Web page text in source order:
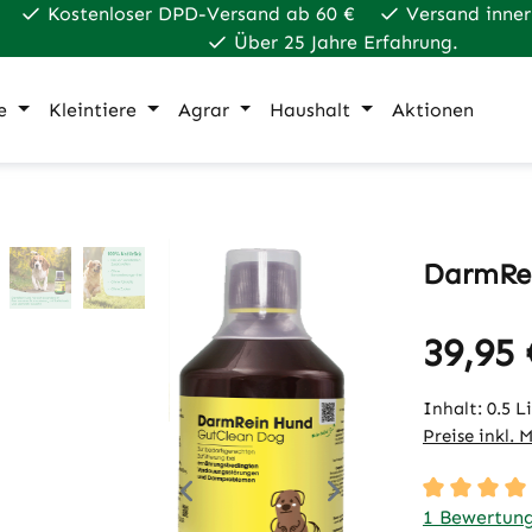
Kostenloser DPD-Versand ab 60 €
Versand
Über 25 Jahre Erfahrung.
Kleintiere Agrar Haushalt Aktionen
Regulärer
39,95
Inhalt: 0.5
Preise inkl.
1